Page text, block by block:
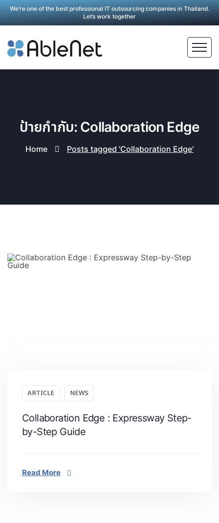
We’re one of the best professional IT outsourcing companies in Thailand.
Let’s work together
ป้ายกำกับ: Collaboration Edge
Home Posts tagged 'Collaboration Edge'
ARTICLE NEWS
Collaboration Edge : Expressway Step-
by-Step Guide
Read More